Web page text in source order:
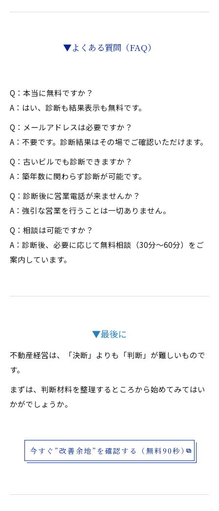
▼よくある質問（FAQ）
Q：本当に無料ですか？
A：はい、診断も結果表示も無料です。
Q：メールアドレスは必要ですか？
A：不要です。診断結果はその場でご確認いただけます。
Q：古いビルでも診断できますか？
A：築年数に関わらず診断が可能です。
Q：診断後に営業電話が来ませんか？
A：強引な営業を行うことは一切ありません。
Q：相談は可能ですか？
A：診断後、必要に応じて無料相談（30分〜60分）をご
案内しています。
▼最後に
不動産経営は、「決断」よりも「判断」が難しいもので
す。
まずは、判断材料を整理するところから始めてみてはい
かがでしょうか。
今すぐ”改善余地”を確認する（無料90秒）